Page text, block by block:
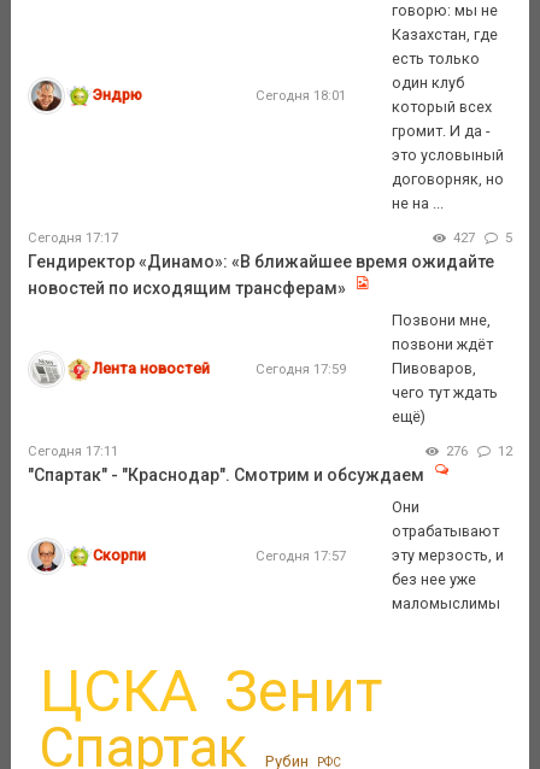
Эндрю Сегодня 18:01
говорю: мы не
Казахстан, где
есть только
один клуб
который всех
громит. И да -
это условыный
договорняк, но
не на ...
Сегодня 17:17 427 5
Гендиректор «Динамо»: «В ближайшее время ожидайте
новостей по исходящим трансферам»
Лента новостей Сегодня 17:59
Позвони мне,
позвони ждёт
Пивоваров,
чего тут ждать
ещё)
Сегодня 17:11 276 12
"Спартак" - "Краснодар". Смотрим и обсуждаем
Скорпи Сегодня 17:57
Они
отрабатывают
эту мерзость, и
без нее уже
маломыслимы
ЦСКА Зенит
Спартак Рубин РФС